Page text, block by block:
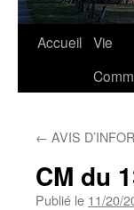
Aller
Accueil Vie
← AVIS
CM du
Publié le 11/20/